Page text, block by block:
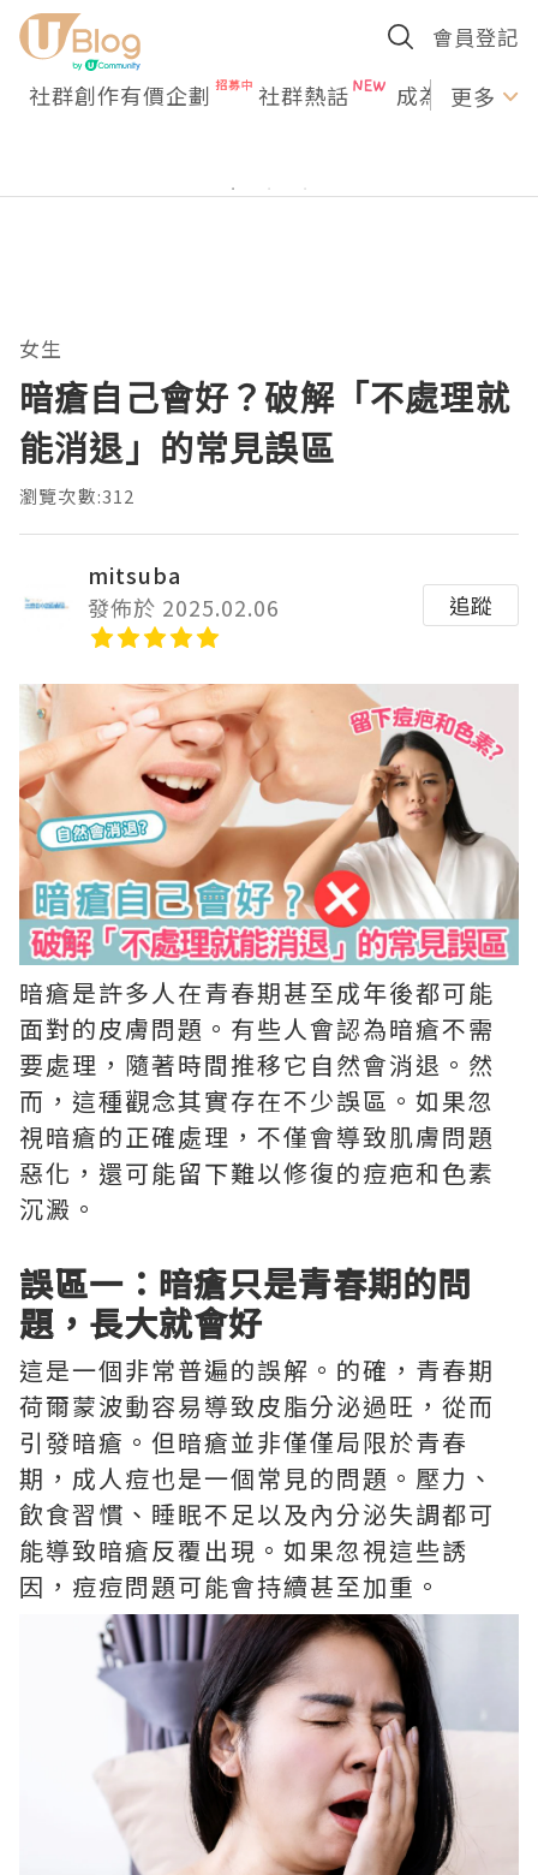
會員登記
社群創作有價企劃 社群熱話 成為U更多
女生
暗瘡自己會好？破解「不處理就
能消退」的常見誤區
瀏覽次數:312
mitsuba
發佈於 2025.02.06
追蹤
暗瘡是許多人在青春期甚至成年後都可能
面對的皮膚問題。有些人會認為暗瘡不需
要處理，隨著時間推移它自然會消退。然
而，這種觀念其實存在不少誤區。如果忽
視暗瘡的正確處理，不僅會導致肌膚問題
惡化，還可能留下難以修復的痘疤和色素
沉澱。
誤區一：暗瘡只是青春期的問
題，長大就會好
這是一個非常普遍的誤解。的確，青春期
荷爾蒙波動容易導致皮脂分泌過旺，從而
引發暗瘡。但暗瘡並非僅僅局限於青春
期，成人痘也是一個常見的問題。壓力、
飲食習慣、睡眠不足以及內分泌失調都可
能導致暗瘡反覆出現。如果忽視這些誘
因，痘痘問題可能會持續甚至加重。